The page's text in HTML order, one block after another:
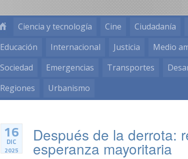
Ciencia y tecnología Cine Ciudadanía
Educación
Internacional Justicia Medio
Sociedad
Emergencias Transportes
Regiones
Urbanismo
16
DIC
2025
Después de la derrota:
esperanza mayoritaria